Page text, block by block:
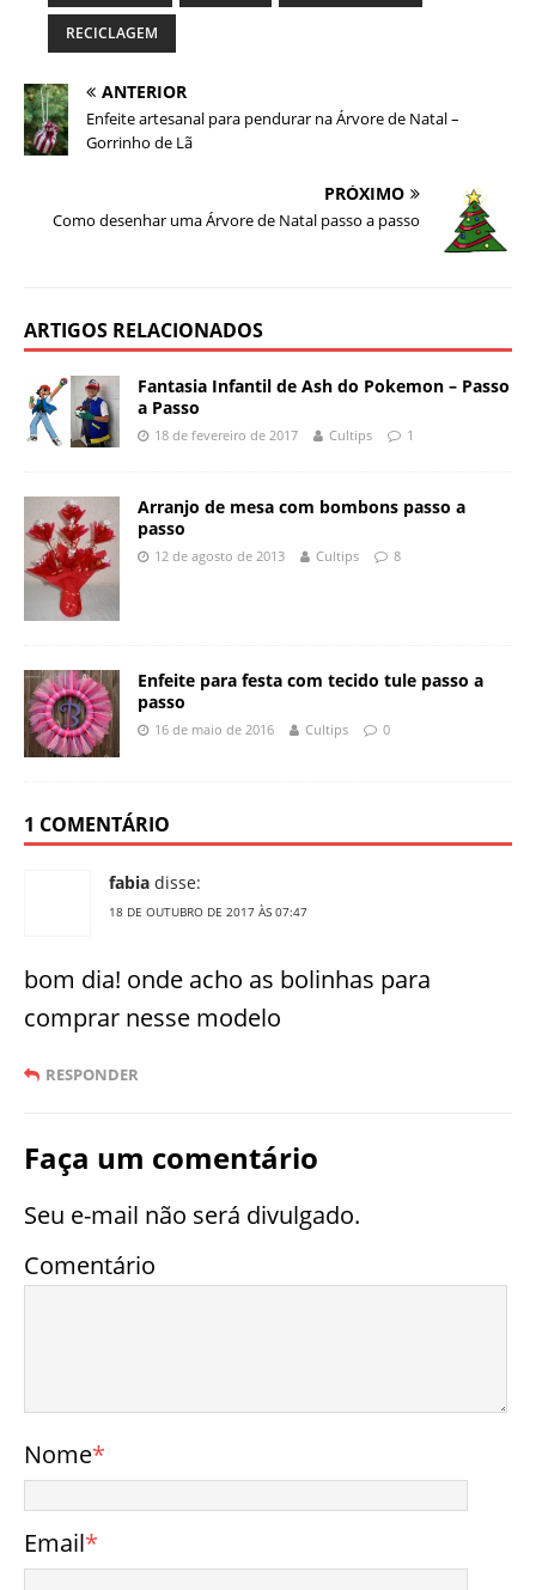
RECICLAGEM
ANTERIOR
Enfeite artesanal para pendurar na Árvore de Natal –
Gorrinho de Lã
PRÓXIMO
Como desenhar uma Árvore de Natal passo a passo
ARTIGOS RELACIONADOS
Fantasia Infantil de Ash do Pokemon – Passo
a Passo
18 de fevereiro de 2017 Cultips 1
Arranjo de mesa com bombons passo a
passo
12 de agosto de 2013 Cultips 8
Enfeite para festa com tecido tule passo a
passo
16 de maio de 2016 Cultips 0
1 COMENTÁRIO
fabia disse:
18 DE OUTUBRO DE 2017 ÀS 07:47
bom dia! onde acho as bolinhas para
comprar nesse modelo
RESPONDER
Faça um comentário
Seu e-mail não será divulgado.
Comentário
Nome*
Email*